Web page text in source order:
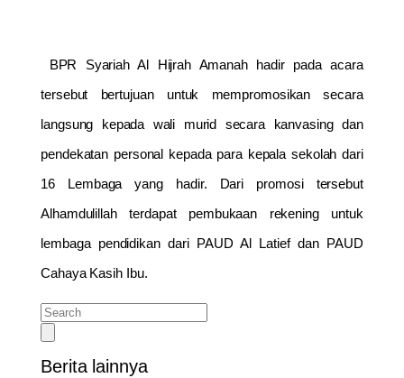
BPR Syariah Al Hijrah Amanah hadir pada acara
tersebut bertujuan untuk mempromosikan secara
langsung kepada wali murid secara kanvasing dan
pendekatan personal kepada para kepala sekolah dari
16 Lembaga yang hadir. Dari promosi tersebut
Alhamdulillah terdapat pembukaan rekening untuk
lembaga pendidikan dari PAUD Al Latief dan PAUD
Cahaya Kasih Ibu.
Berita lainnya